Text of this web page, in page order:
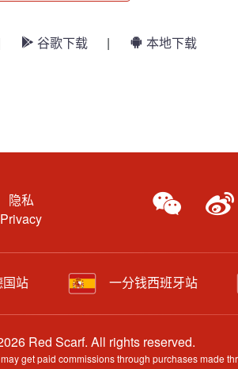
谷歌下载 | 本地下载
隐私
Privacy
站 一分钱西班牙站
Red Scarf. All rights reserved.
get paid commissions through purchases made